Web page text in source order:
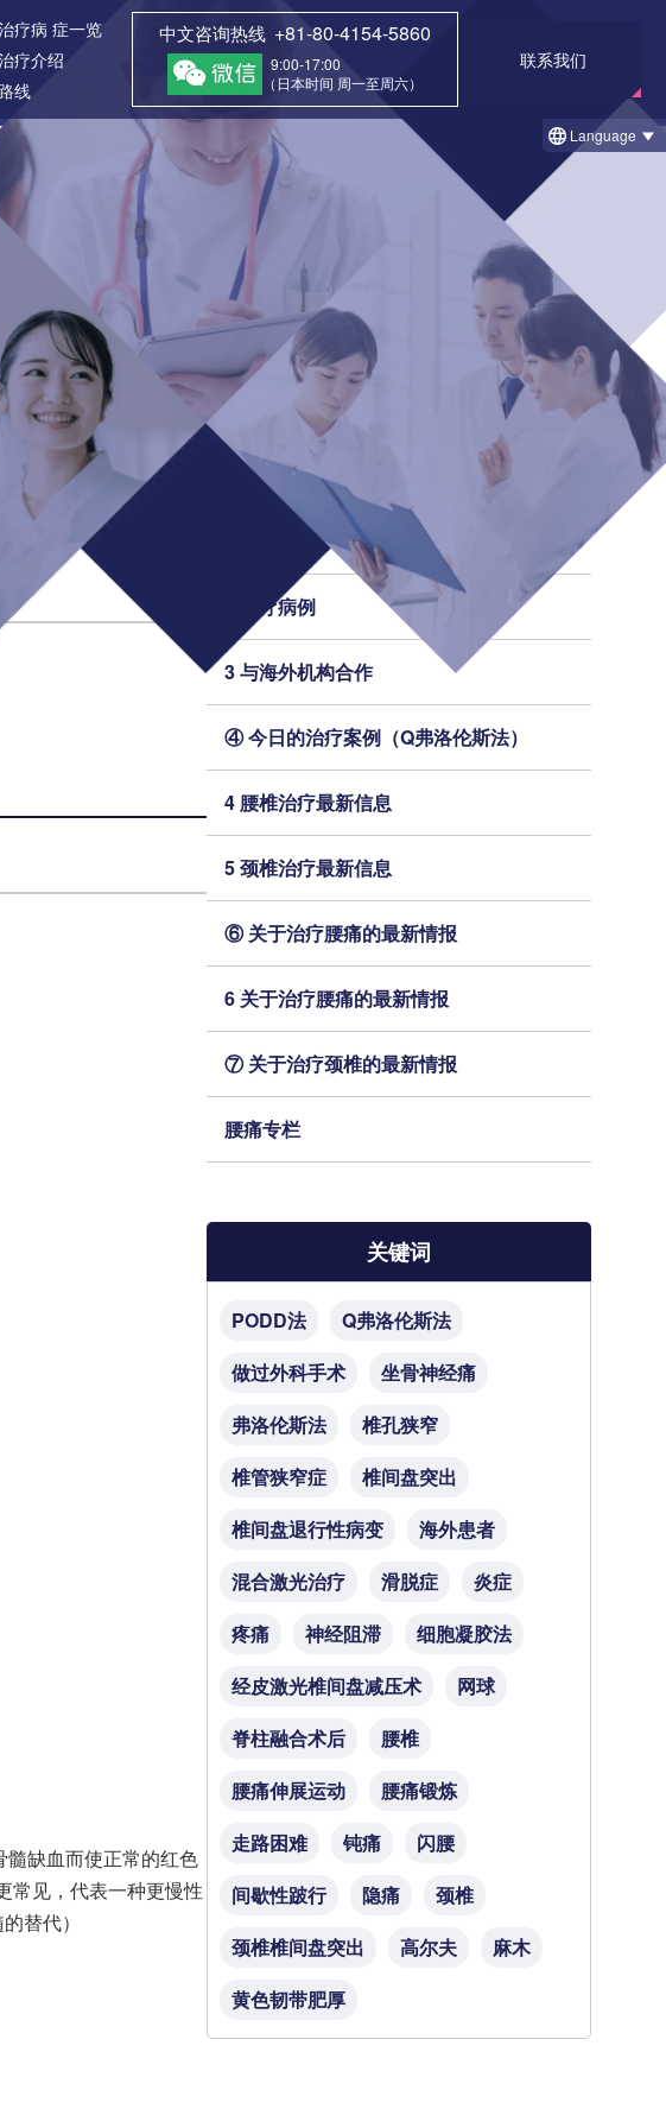
疗病 症一览
疗介绍
线
中文咨询热线 +81-80-4154-5860
9:00-17:00
（日本时间 周一至周六）
联系我们
Language
的患者
缺血而使正常的红色
常见，代表一种更慢性
替代）
① 治疗前和治疗后的案例
1 治疗后回访调查结果例
② 今日的治疗案例（细胞凝胶法）
2 今日的治疗案例（细胞凝胶法）
2 治疗病例
3 与海外机构合作
④ 今日的治疗案例（Q弗洛伦斯法）
4 腰椎治疗最新信息
5 颈椎治疗最新信息
⑥ 关于治疗腰痛的最新情报
6 关于治疗腰痛的最新情报
⑦ 关于治疗颈椎的最新情报
腰痛专栏
关键词
PODD法
Q弗洛伦斯法
做过外科手术
坐骨神经痛
弗洛伦斯法
椎孔狭窄
椎管狭窄症
椎间盘突出
椎间盘退行性病变
海外患者
混合激光治疗
滑脱症
炎症
疼痛
神经阻滞
细胞凝胶法
经皮激光椎间盘减压术
网球
脊柱融合术后
腰椎
腰痛伸展运动
腰痛锻炼
走路困难
钝痛
闪腰
间歇性跛行
隐痛
颈椎
颈椎椎间盘突出
高尔夫
麻木
黄色韧带肥厚